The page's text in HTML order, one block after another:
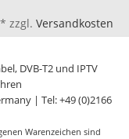
* zzgl. Versandkosten
DVB-T2 und IPTV
| Tel: +49 (0)2166
Warenzeichen sind